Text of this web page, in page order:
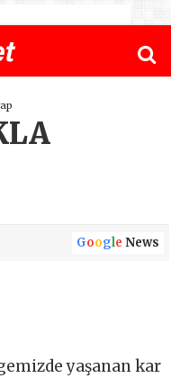
Google News
yaşanan kar